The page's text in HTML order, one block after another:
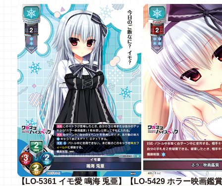
【LO-5361 イモ愛 鳴海 兎亜】【LO-5429 ホラー映画鑑